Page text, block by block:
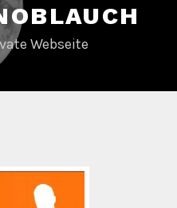
Webseite